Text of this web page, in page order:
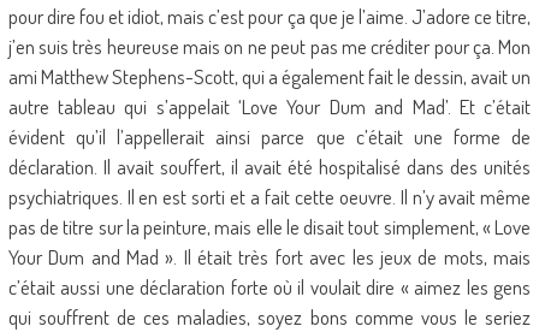
pour dire fou et idiot, mais c’est pour ça que je l’aime. J’adore ce titre,
j’en suis très heureuse mais on ne peut pas me créditer pour ça. Mon
ami Matthew Stephens-Scott, qui a également fait le dessin, avait un
autre tableau qui s’appelait ‘Love Your Dum and Mad’. Et c’était
évident qu’il l’appellerait ainsi parce que c’était une forme de
déclaration. Il avait souffert, il avait été hospitalisé dans des unités
psychiatriques. Il en est sorti et a fait cette oeuvre. Il n’y avait même
pas de titre sur la peinture, mais elle le disait tout simplement, « Love
Your Dum and Mad ». Il était très fort avec les jeux de mots, mais
c’était aussi une déclaration forte où il voulait dire « aimez les gens
qui souffrent de ces maladies, soyez bons comme vous le seriez